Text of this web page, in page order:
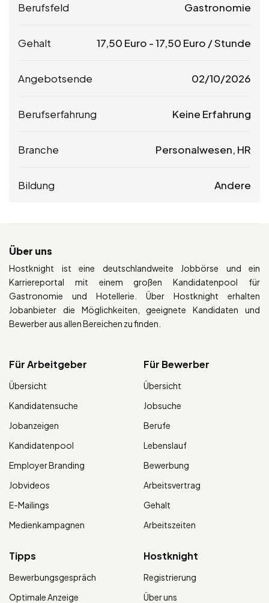
Berufsfeld Gastronomie
Gehalt 17,50 Euro -17,50 Euro / Stunde
Angebotsende 02/10/2026
Berufserfahrung Keine Erfahrung
Branche Personalwesen, HR
Bildung Andere
Über uns
Hostknight ist eine deutschlandweite Jobbörse und ein
Karriereportal mit einem großen Kandidatenpool für
Gastronomie und Hotellerie. Über Hostknight erhalten
Jobanbieter die Möglichkeiten, geeignete Kandidaten und
Bewerber aus allen Bereichen zu finden.
Für Arbeitgeber
Übersicht
Kandidatensuche
Jobanzeigen
Kandidatenpool
Employer Branding
Jobvideos
E-Mailings
Medienkampagnen
Für Bewerber
Übersicht
Jobsuche
Berufe
Lebenslauf
Bewerbung
Arbeitsvertrag
Gehalt
Arbeitszeiten
Tipps
Bewerbungsgespräch
Optimale Anzeige
Hostknight
Registrierung
Über uns